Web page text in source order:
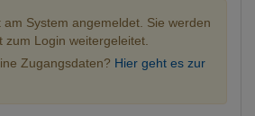
System angemeldet. Sie werden
zum Login weitergeleitet.
Zugangsdaten? Hier geht es zur